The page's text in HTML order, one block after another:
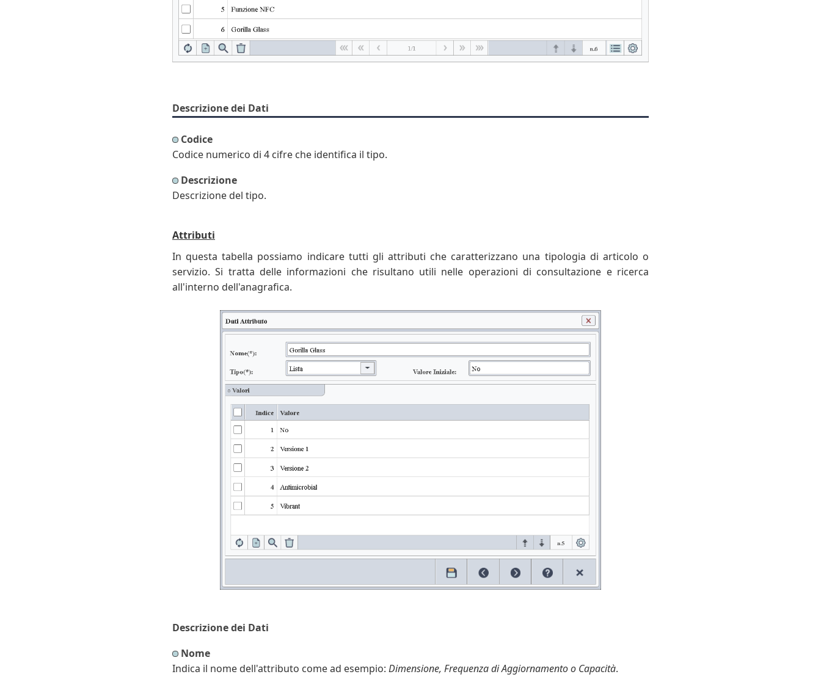
Descrizione dei Dati
Codice
Codice numerico di 4 cifre che identifica il tipo.
Descrizione
Descrizione del tipo.
Attributi
In questa tabella possiamo indicare tutti gli attributi che caratterizzano una tipologia di articolo o
servizio. Si tratta delle informazioni che risultano utili nelle operazioni di consultazione e ricerca
all'interno dell'anagrafica.
Descrizione dei Dati
Nome
Indica il nome dell'attributo come ad esempio: Dimensione, Frequenza di Aggiornamento o Capacità.